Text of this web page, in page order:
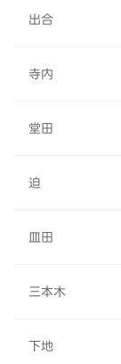
出合
寺内
堂田
迫
皿田
三本木
下地